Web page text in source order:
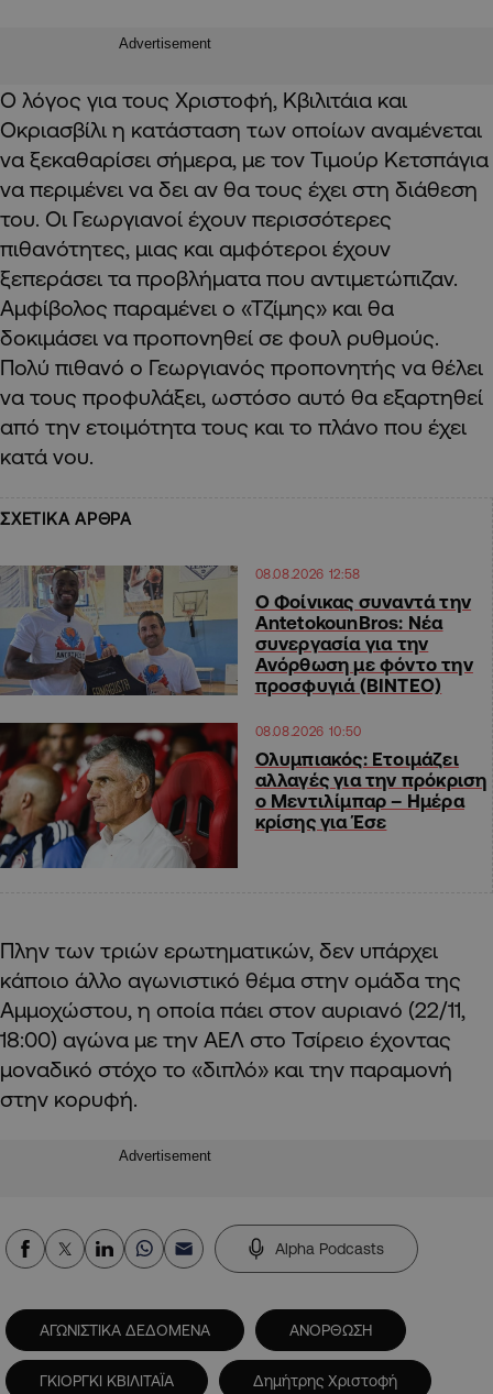
Advertisement
Ο λόγος για τους Χριστοφή, Κβιλιτάια και
Οκριασβίλι η κατάσταση των οποίων αναμένεται
να ξεκαθαρίσει σήμερα, με τον Τιμούρ Κετσπάγια
να περιμένει να δει αν θα τους έχει στη διάθεση
του. Οι Γεωργιανοί έχουν περισσότερες
πιθανότητες, μιας και αμφότεροι έχουν
ξεπεράσει τα προβλήματα που αντιμετώπιζαν.
Αμφίβολος παραμένει ο «Τζίμης» και θα
δοκιμάσει να προπονηθεί σε φουλ ρυθμούς.
Πολύ πιθανό ο Γεωργιανός προπονητής να θέλει
να τους προφυλάξει, ωστόσο αυτό θα εξαρτηθεί
από την ετοιμότητα τους και το πλάνο που έχει
κατά νου.
ΣΧΕΤΙΚΑ ΑΡΘΡΑ
08.08.2026 12:58
Ο Φοίνικας συναντά την
AntetokounBros: Νέα
συνεργασία για την
Ανόρθωση με φόντο την
προσφυγιά (ΒΙΝΤΕΟ)
08.08.2026 10:50
Ολυμπιακός: Ετοιμάζει
αλλαγές για την πρόκριση
ο Μεντιλίμπαρ – Ημέρα
κρίσης για Έσε
Πλην των τριών ερωτηματικών, δεν υπάρχει
κάποιο άλλο αγωνιστικό θέμα στην ομάδα της
Αμμοχώστου, η οποία πάει στον αυριανό (22/11,
18:00) αγώνα με την ΑΕΛ στο Τσίρειο έχοντας
μοναδικό στόχο το «διπλό» και την παραμονή
στην κορυφή.
Advertisement
Alpha Podcasts
ΑΓΩΝΙΣΤΙΚΑ ΔΕΔΟΜΕΝΑ ΑΝΟΡΘΩΣΗ
ΓΚΙΟΡΓΚΙ ΚΒΙΛΙΤΑΪΑ Δημήτρης Χριστοφή